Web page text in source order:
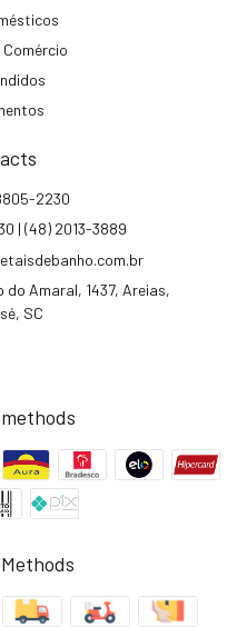
2230
| (48) 2013-3889
do Amaral, 1437, Areias,
SC